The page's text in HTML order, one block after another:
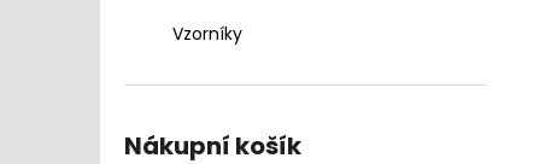
Vzorníky
Nákupní košík